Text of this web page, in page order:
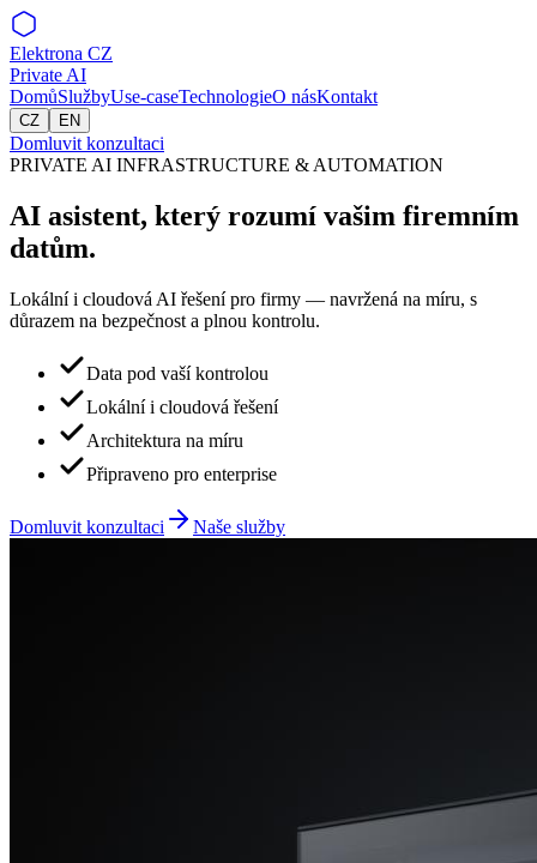
Elektrona CZ
Private AI
DomůSlužbyUse-caseTechnologieO násKontakt
CZ EN
Domluvit konzultaci
PRIVATE AI INFRASTRUCTURE & AUTOMATION
AI asistent, který rozumí vašim firemním
datům.
Lokální i cloudová AI řešení pro firmy — navržená na míru, s
důrazem na bezpečnost a plnou kontrolu.
Data pod vaší kontrolou
Lokální i cloudová řešení
Architektura na míru
Připraveno pro enterprise
Domluvit konzultaci Naše služby